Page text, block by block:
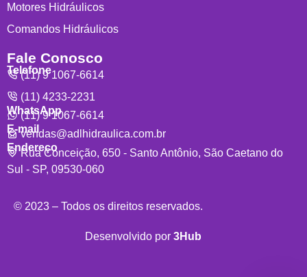
Motores Hidráulicos
Comandos Hidráulicos
Fale Conosco
Telefone
(11) 9 1067-6614
(11) 4233-2231
WhatsApp
(11) 9 1067-6614
E-mail
vendas@adlhidraulica.com.br
Endereço
Rua Conceição, 650 - Santo Antônio, São Caetano do
Sul - SP, 09530-060
© 2023 – Todos os direitos reservados.
Desenvolvido por 3Hub